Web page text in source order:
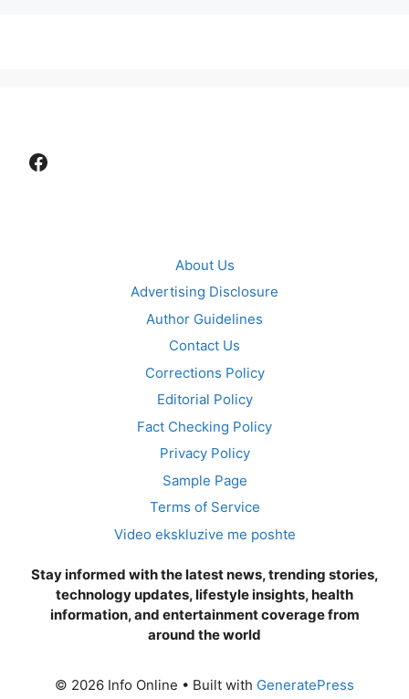
Facebook
About Us
Advertising Disclosure
Author Guidelines
Contact Us
Corrections Policy
Editorial Policy
Fact Checking Policy
Privacy Policy
Sample Page
Terms of Service
Video ekskluzive me poshte
Stay informed with the latest news, trending stories,
technology updates, lifestyle insights, health
information, and entertainment coverage from
around the world
© 2026 Info Online • Built with GeneratePress